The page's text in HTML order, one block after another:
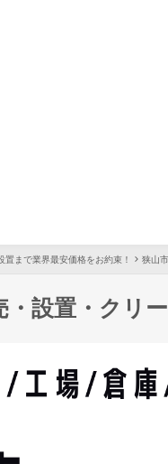
置まで業界最安価格をお約束！ 狭山
設置・クリ